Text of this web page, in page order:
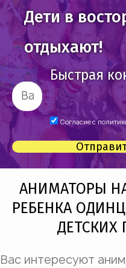
Дети в
отдыхают!
Быстрая
Согласие с
АНИМАТОРЫ
РЕБЕНКА
ДЕТСКИХ
Вас интересуют